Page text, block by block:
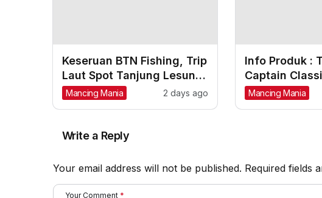
Keseruan BTN Fishing, Trip
Laut Spot Tanjung Lesung,
Strike Marlin, Tuna, GT,
Kerapu, Kakap Merah
Mancing Mania 2 days ago
Info Produk :
Captain
Size 1,80 m
Mancing Mania
Write a Reply
Your email address will not be published. Required fields
Your Comment *